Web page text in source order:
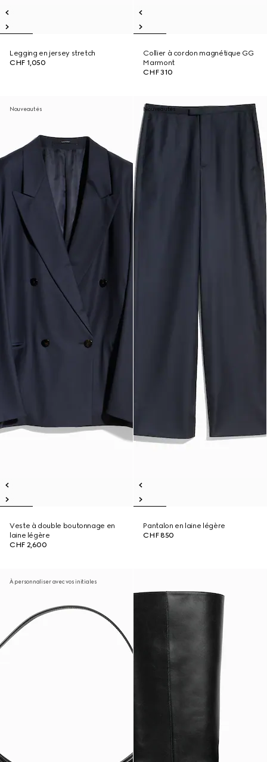
Legging en jersey stretch
CHF 1,050
Collier à cordon magnétique GG
Marmont
CHF 310
Nouveautés
Veste à double boutonnage en
laine légère
CHF 2,600
Nouveautés
Pantalon en laine légère
CHF 850
À personnaliser avec vos initiales